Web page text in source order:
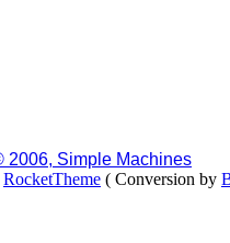
2006, Simple Machines
RocketTheme ( Conversion by